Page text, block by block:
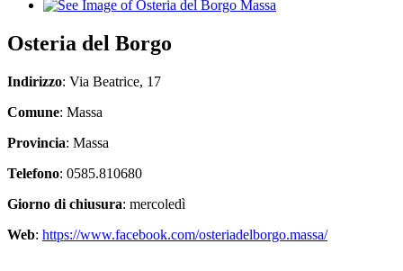
Osteria del Borgo
Indirizzo: Via Beatrice, 17
Comune: Massa
Provincia: Massa
Telefono: 0585.810680
Giorno di chiusura: mercoledì
Web: https://www.facebook.com/osteriadelborgo.massa/